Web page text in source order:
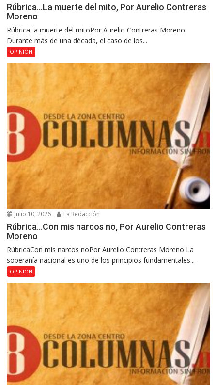
Rúbrica…La muerte del mito, Por Aurelio Contreras
Moreno
RúbricaLa muerte del mitoPor Aurelio Contreras Moreno
Durante más de una década, el caso de los...
OPINIÓN
julio 10, 2026 La Redacción
Rúbrica…Con mis narcos no, Por Aurelio Contreras
Moreno
RúbricaCon mis narcos noPor Aurelio Contreras Moreno La
soberanía nacional es uno de los principios fundamentales...
OPINIÓN